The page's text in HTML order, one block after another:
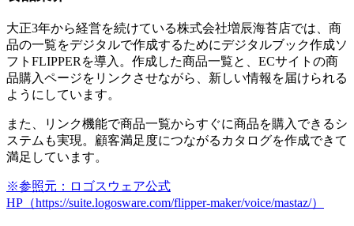
大正3年から経営を続けている株式会社増辰海苔店では、商
品の一覧をデジタルで作成するためにデジタルブック作成ソ
フトFLIPPERを導入。 作成した商品一覧と、ECサイトの商
品購入ページをリンクさせながら、新しい情報を届けられる
ようにしています。
また、リンク機能で商品一覧からすぐに商品を購入できるシ
ステムも実現。顧客満足度につながるカタログを作成できて
満足しています。
※参照元：ロゴスウェア公式
HP（https://suite.logosware.com/flipper-maker/voice/mastaz/）